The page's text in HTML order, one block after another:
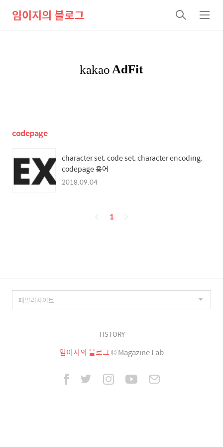
임이지의 블로그
검
색
메
뉴
codepage
character set, code set, character encoding,
codepage 용어
2018.09.04
페
1
TISTORY
임이지의 블로그© Magazine Lab